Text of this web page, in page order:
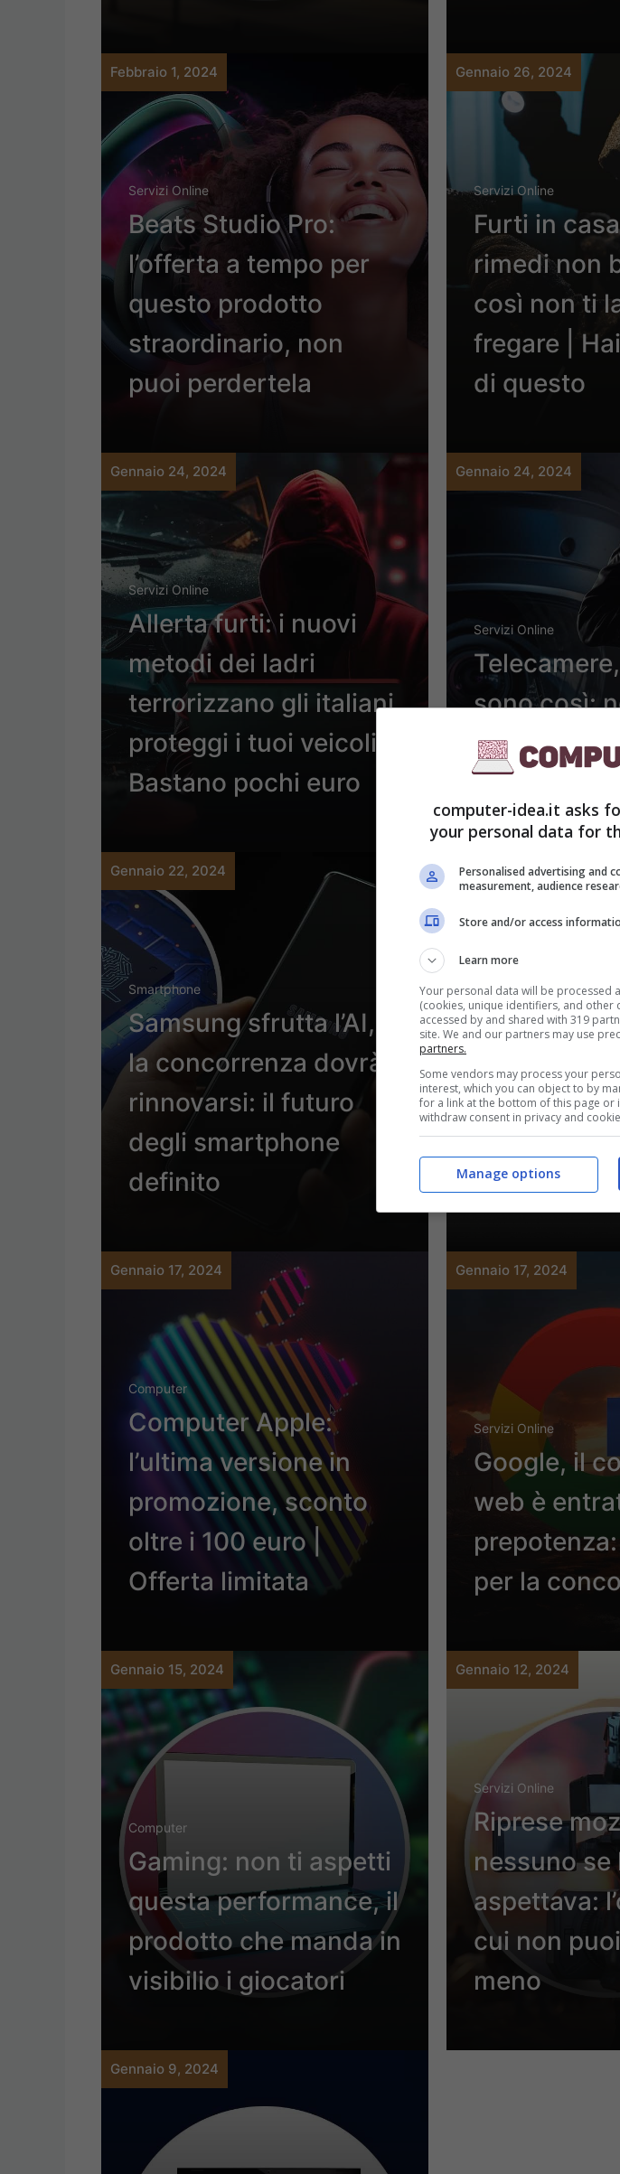
Febbraio 1, 2024
Servizi Online
Beats Studio Pro:
l’offerta a tempo per
questo prodotto
straordinario, non
puoi perdertela
Gennaio 26, 2024
Servizi Online
Furti in
rimedi non
così non ti
fregare |
di questo
Gennaio 24, 2024
Servizi Online
Allerta furti: i nuovi
metodi dei ladri
terrorizzano gli italiani,
proteggi i tuoi veicoli |
Bastano pochi euro
Gennaio 24, 2024
Servizi Online
sono così:
può notare
Un
Gennaio 22, 2024
Smartphone
Samsung sfrutta l’AI,
la concorrenza dovrà
rinnovarsi: il futuro
degli smartphone
definito
Gennaio 18, 2024
Servizi Online
Sony: gran
la nuova
non basta,
5 fuori
Gennaio 17, 2024
Computer
Computer Apple:
l’ultima versione in
promozione, sconto
oltre i 100 euro |
Offerta limitata
Gennaio 17, 2024
Servizi Online
Google, il
web è
per la
Gennaio 15, 2024
Computer
Gaming: non ti aspetti
questa performance, il
prodotto che manda in
visibilio i giocatori
Gennaio 12, 2024
Servizi Online
Riprese
nessuno se
aspettava:
cui non
meno
Gennaio 9, 2024
computer-idea.it asks
your personal data for
Personalised advertising and
measurement, audience
Store and/or access
Learn more
Your personal data will be processed
(cookies, unique identifiers, and other
accessed by and shared with 319
site. We and our partners may use
partners.
Some vendors may process your
interest, which you can object to by
for a link at the bottom of this page or
withdraw consent in privacy and
Manage options